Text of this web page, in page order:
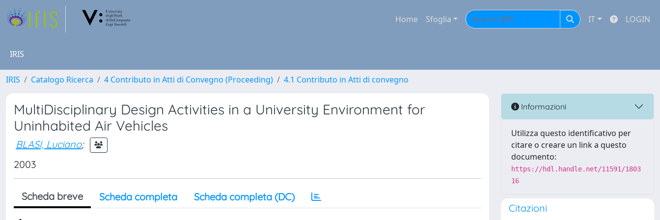
Home Sfoglia IT LOGIN
IRIS
IRIS Catalogo Ricerca 4 Contributo in Atti di Convegno (Proceeding) 4.1 Contributo in Atti di convegno
MultiDisciplinary Design Activities in a University Environment for
Uninhabited Air Vehicles
BLASI, Luciano;
2003
Scheda breve Scheda completa Scheda completa (DC)
Informazioni
Utilizza questo identificativo per
citare o creare un link a questo
documento:
https://hdl.handle.net/11591/1803
16
Citazioni